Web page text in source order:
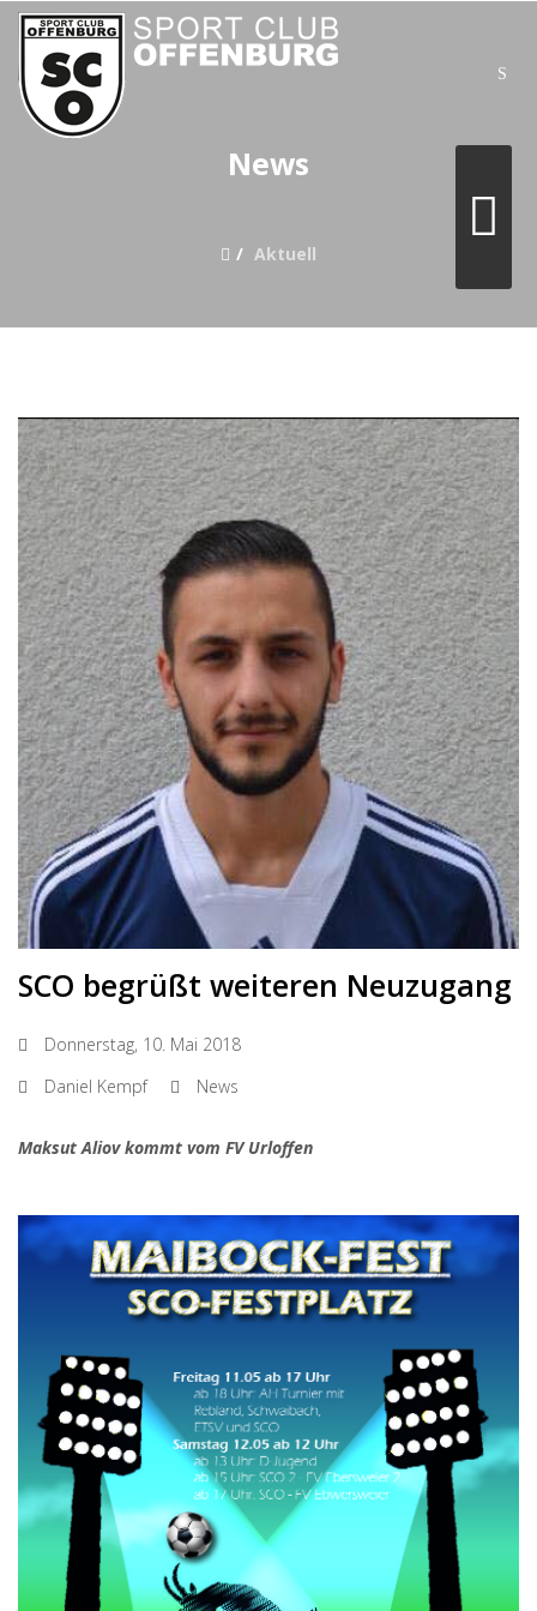
News
Aktuell
SCO begrüßt weiteren Neuzugang
Donnerstag, 10. Mai 2018
Daniel Kempf
News
Maksut Aliov kommt vom FV Urloffen
SUCHE
Teams
Sonstiges
Sponsoring
goaliath